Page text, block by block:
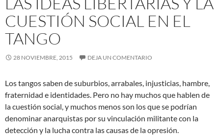
CUESTIÓN SOCIAL EN EL
TANGO
28 NOVIEMBRE, 2015 DEJA UN COMENTARIO
Los tangos saben de suburbios, arrabales, injusticias, hambre,
fraternidad e identidades. Pero no hay muchos que hablen de
la cuestión social, y muchos menos son los que se podrían
denominar anarquistas por su vinculación militante con la
detección y la lucha contra las causas de la opresión.